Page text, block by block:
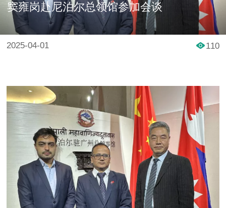
窦雍岗赴尼泊尔总领馆参加会谈
2025-04-01 110